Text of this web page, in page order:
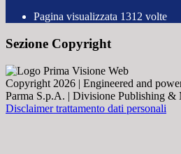
Pagina visualizzata 1312 volte
Sezione Copyright
Copyright 2026 | Engineered and
Parma S.p.A. | Divisione Publishing &
Disclaimer trattamento dati personali